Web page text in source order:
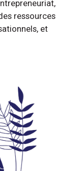
ressources
et